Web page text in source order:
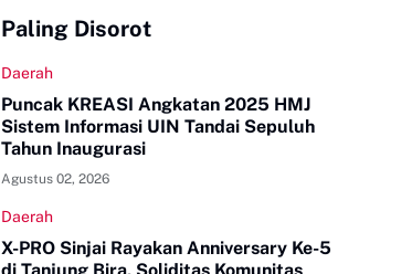
Paling Disorot
Daerah
Puncak KREASI Angkatan 2025 HMJ
Sistem Informasi UIN Tandai Sepuluh
Tahun Inaugurasi
Agustus 02, 2026
Daerah
X-PRO Sinjai Rayakan Anniversary Ke-5